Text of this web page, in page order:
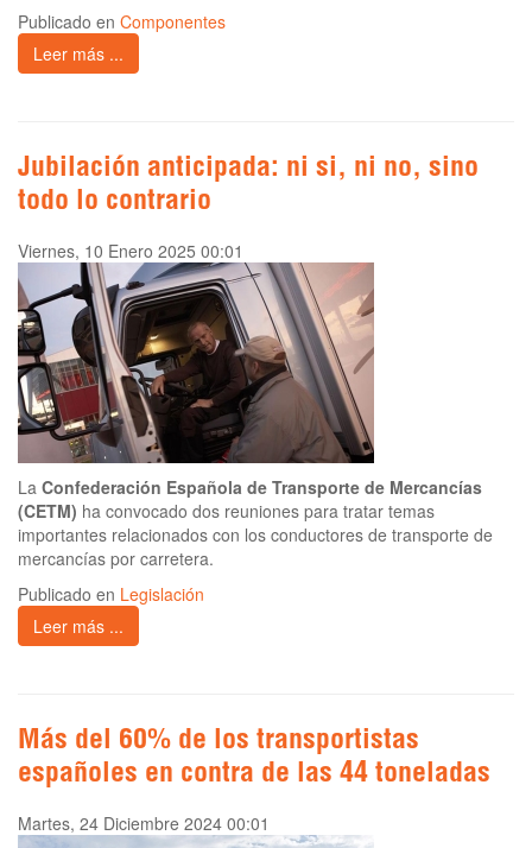
Publicado en Componentes
Leer más ...
Jubilación anticipada: ni si, ni no, sino
todo lo contrario
Viernes, 10 Enero 2025 00:01
La Confederación Española de Transporte de Mercancías
(CETM) ha convocado dos reuniones para tratar temas
importantes relacionados con los conductores de transporte de
mercancías por carretera.
Publicado en Legislación
Leer más ...
Más del 60% de los transportistas
españoles en contra de las 44 toneladas
Martes, 24 Diciembre 2024 00:01